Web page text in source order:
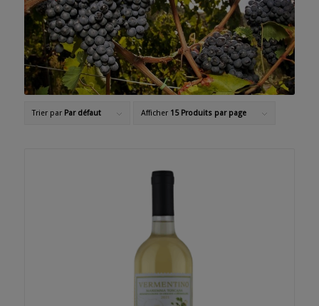
Trier par Par défaut Afficher 15 Produits par page